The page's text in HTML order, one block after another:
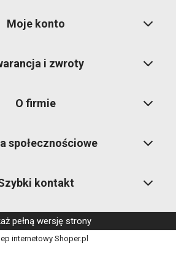
Moje konto
i zwroty
O firmie
społecznościowe
kontakt
pełną wersję strony
internetowy Shoper.pl